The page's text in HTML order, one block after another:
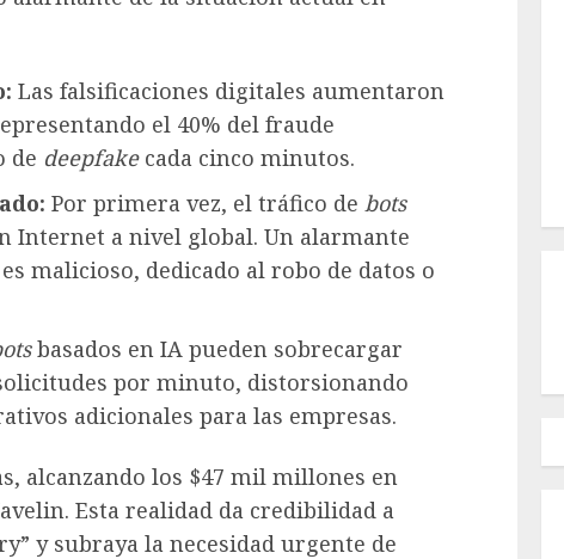
Las falsificaciones digitales aumentaron
el 40% del fraude
de deepfakecada cinco minutos.
Por primera vez, el tráfico de bots
Internet a nivel global. Un alarmante
malicioso, dedicado al robo de datos o
basados en IA pueden sobrecargar
por minuto, distorsionando
adicionales para las empresas.
alcanzando los $47 mil millones en
Esta realidad da credibilidad a
y subraya la necesidad urgente de